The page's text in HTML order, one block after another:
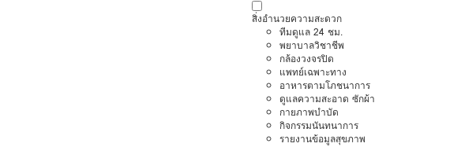
สิ่งอำนวยความสะดวก
ทีมดูแล 24 ชม.
พยาบาลวิชาชีพ
กล้องวงจรปิด
แพทย์เฉพาะทาง
อาหารตามโภชนาการ
ดูแลความสะอาด ซักผ้า
กายภาพบำบัด
กิจกรรมนันทนาการ
รายงานข้อมูลสุขภาพ